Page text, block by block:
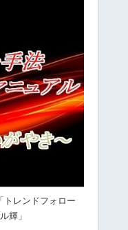
トレンドフォロー
輝」